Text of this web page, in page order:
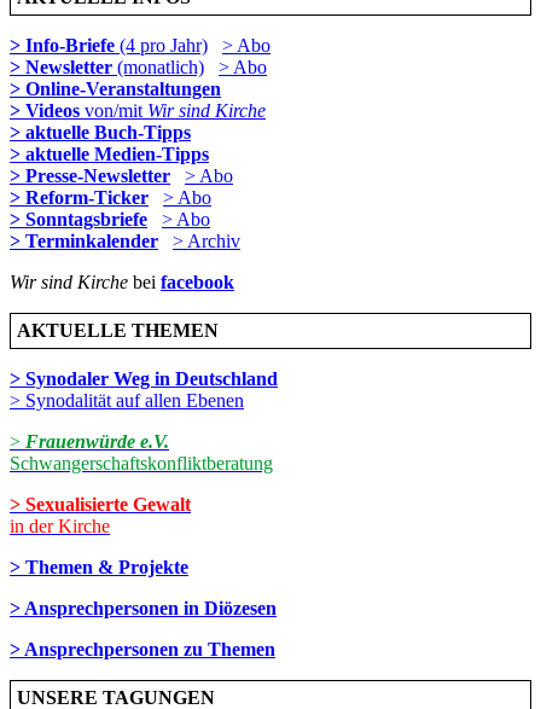
> Info-Briefe (4 pro Jahr)
> Abo
> Newsletter (monatlich)
> Abo
> Online-Veranstaltungen
> Videos von/mit Wir sind Kirche
> aktuelle Buch-Tipps
> aktuelle Medien-Tipps
> Presse-Newsletter
> Abo
> Reform-Ticker
> Abo
> Sonntagsbriefe
> Abo
> Terminkalender
> Archiv
Wir sind Kirche bei facebook
AKTUELLE THEMEN
> Synodaler Weg in Deutschland
> Synodalität auf allen Ebenen
> Frauenwürde e.V.
Schwangerschaftskonfliktberatung
> Sexualisierte Gewalt
in der Kirche
> Themen & Projekte
> Ansprechpersonen in Diözesen
> Ansprechpersonen zu Themen
UNSERE TAGUNGEN